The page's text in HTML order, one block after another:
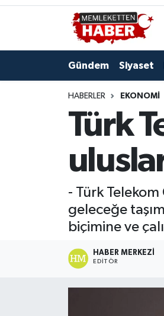
Gündem Siyaset
HABERLER EKONOMI
Türk
- Türk
geleceğe
biçimine ve
HABER MERKEZI
EDITÖR